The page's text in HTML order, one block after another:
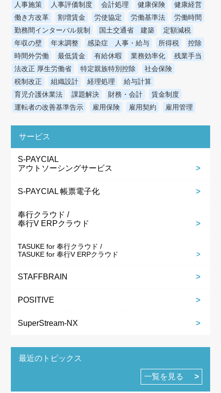
人事施策
人事評価制度 会計処理 健康保険
健康経営
働き方改革
割増賃金 労使協定 労働基準法
労働時間
勤務間インターバル規制
国土交通省 建築
定額減税
年収の壁
年末調整 感染症 人事・給与 所得税
控除
時間外労働
最低賃金 有給休暇 業務効率化
残業手当
法改正 厚生労働省
特定親族特別控除
社会保険
税制改正
組織設計 経理処理
給与計算
育児介護休業法
課題解決 財務・会計
賃金制度
運転者の改善基準告示
雇用保険 雇用契約 雇用管理
サービス
S-PAYCIAL
アウトソーシングサービス
S-PAYCIAL 帳票電子化
奉行クラウド /
奉行V ERPクラウド
TASUKE for 奉行クラウド /
TASUKE for 奉行V ERPクラウド
STAFFBRAIN
POSITIVE
SuperStream-NX
最近のトピックス
一覧を見る